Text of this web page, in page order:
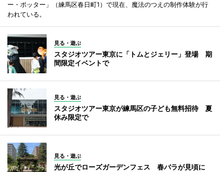
ー・ポッター」（練馬区春日町1）で現在、魔法のつえの制作体験が行
われている。
見る・遊ぶ
スタジオツアー東京に「トムとジェリー」登場 期
間限定イベントで
見る・遊ぶ
スタジオツアー東京が練馬区の子ども無料招待 夏
休み限定で
見る・遊ぶ
光が丘でローズガーデンフェス 春バラが見頃に